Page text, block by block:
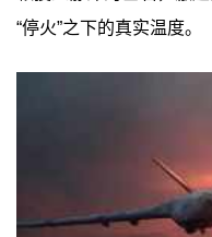
“停火”之下的真实温度。